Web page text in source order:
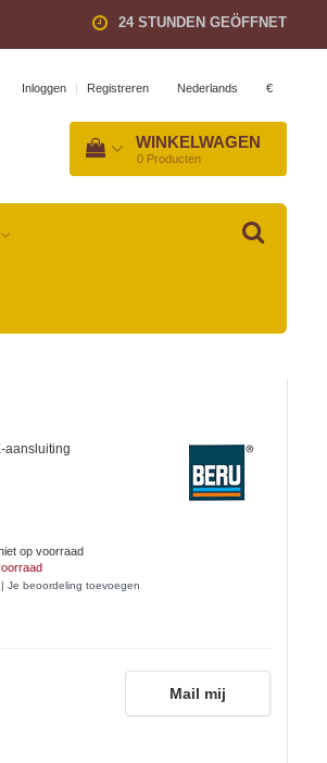
24 STUNDEN GEÖFFNET
Inloggen | Registreren Nederlands €
WINKELWAGEN
0 Producten
aansluiting
op voorraad
| Je beoordeling toevoegen
Mail mij